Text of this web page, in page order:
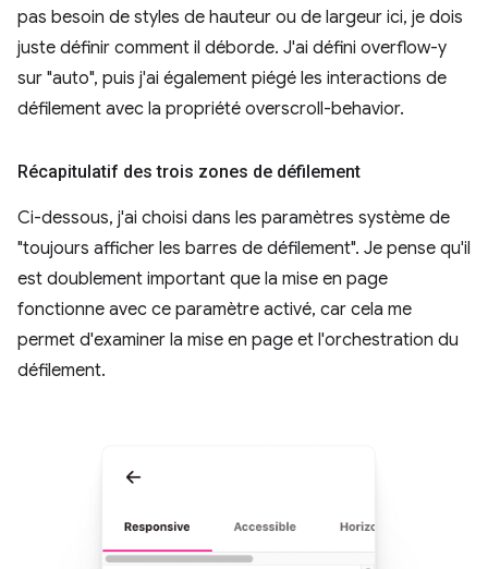
pas besoin de styles de hauteur ou de largeur ici, je dois
juste définir comment il déborde. J'ai défini overflow-y
sur "auto", puis j'ai également piégé les interactions de
défilement avec la propriété overscroll-behavior.
Récapitulatif des trois zones de défilement
Ci-dessous, j'ai choisi dans les paramètres système de
"toujours afficher les barres de défilement". Je pense qu'il
est doublement important que la mise en page
fonctionne avec ce paramètre activé, car cela me
permet d'examiner la mise en page et l'orchestration du
défilement.